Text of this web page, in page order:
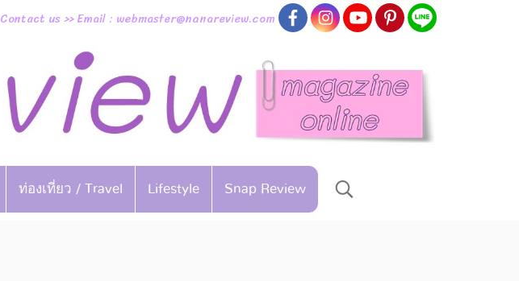
Contact us >> Email : webmaster@nanareview.com
ท่องเที่ยว / Travel Lifestyle Snap Review